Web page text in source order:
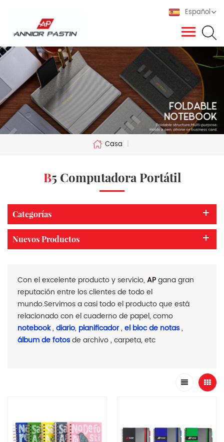
Español
Casa |
B5 Computadora Portátil
Categorías
Nuevos Productos
Con el excelente producto y servicio, APgana gran
reputación entre los clientes de todo el
mundo.Servimos a casi todo el producto que está
relacionado con el cuaderno de papel, como
notebook, diario, planificador, el bloc de notas,
álbum de fotosde archivo , carpeta, etc